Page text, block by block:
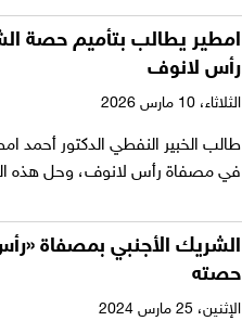
امطير يطالب بتأميم حصة
رأس لانوف
الثلاثاء،
طالب الخبير النفطي الدكتور أحمد
في مصفاة رأس لانوف، وحل هذه
الشريك الأجنبي بمصفاة
حصته
الإثنين،